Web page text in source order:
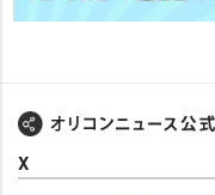
X